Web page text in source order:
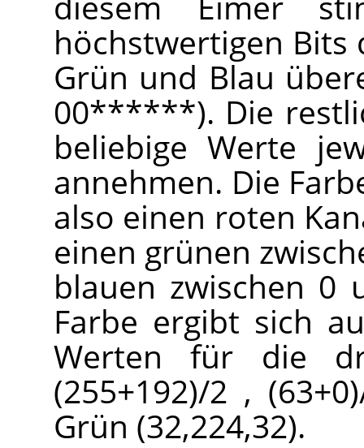
höchstwertigen Bits
Grün und Blau
00******). Die
beliebige Werte
annehmen. Die
also einen roten
einen grünen
blauen zwischen 0
Farbe ergibt sich
Werten für die
(255+192)/2 ,
Grün (32,224,32).